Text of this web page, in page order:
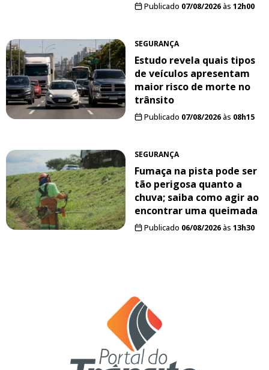
Publicado 07/08/2026às 12h00
SEGURANÇA
Estudo revela quais tipos
de veículos apresentam
maior risco de morte no
trânsito
Publicado 07/08/2026às 08h15
SEGURANÇA
Fumaça na pista pode ser
tão perigosa quanto a
chuva; saiba como agir ao
encontrar uma queimada
Publicado 06/08/2026às 13h30